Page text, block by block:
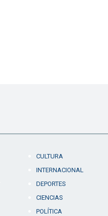
CULTURA
INTERNACIONAL
DEPORTES
CIENCIAS
POLÍTICA